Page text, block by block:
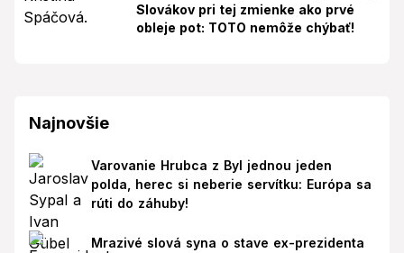
Slovákov pri tej zmienke ako prvé
obleje pot: TOTO nemôže chýbať!
Najnovšie
Varovanie Hrubca z Byl jednou jeden
polda, herec si neberie servítku: Európa sa
rúti do záhuby!
Mrazivé slová syna o stave ex-prezidenta